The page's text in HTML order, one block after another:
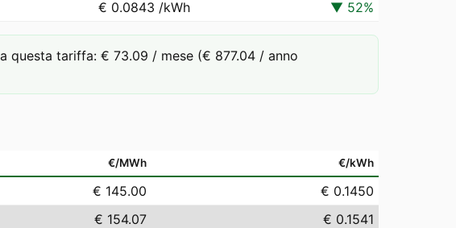
€ 0.0843 /kWh ▼ 52%
questa tariffa: € 73.09 / mese (€ 877.04 / anno
€/MWh €/kWh
€ 145.00
€ 0.1450
€ 154.07
€ 0.1541